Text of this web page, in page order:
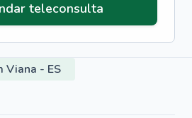
teleconsulta
Viana - ES